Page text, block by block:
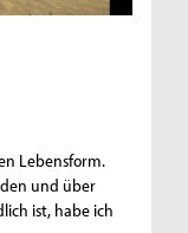
Lebensform.
und über
ist, habe ich